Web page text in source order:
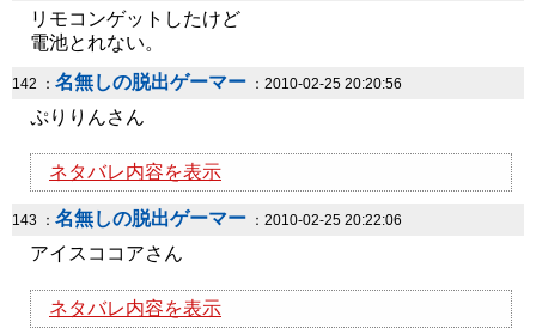
リモコンゲットしたけど
電池とれない。
142 ： 名無しの脱出ゲーマー ：2010-02-25 20:20:56
ぷりりんさん
ネタバレ内容を表示
143 ： 名無しの脱出ゲーマー ：2010-02-25 20:22:06
アイスココアさん
ネタバレ内容を表示